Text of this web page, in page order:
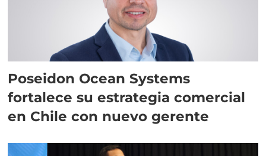
Poseidon Ocean Systems
fortalece su estrategia comercial
en Chile con nuevo gerente